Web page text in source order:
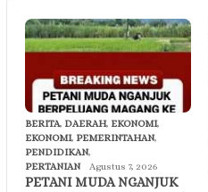
BERITA, DAERAH, EKONOMI,
EKONOMI, PEMERINTAHAN,
PENDIDIKAN,
PERTANIAN
Agustus 7, 2026
PETANI MUDA NGANJUK